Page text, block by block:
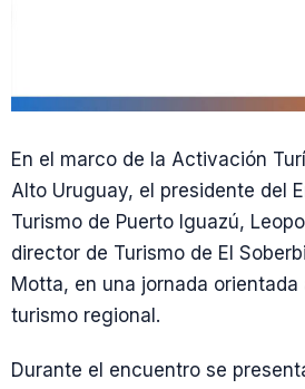
En el marco de la Activación
Alto Uruguay, el presidente del
Turismo de Puerto Iguazú,
director de Turismo de El
Motta, en una jornada orientada
turismo regional.
Durante el encuentro se